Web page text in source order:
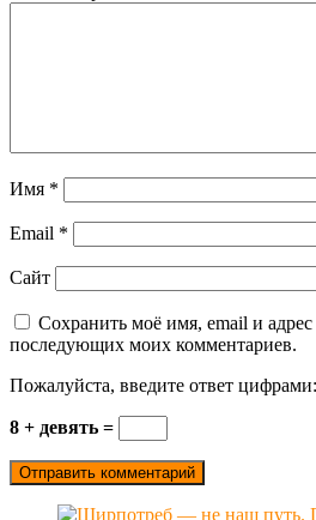
Имя *
Email *
Сайт
Сохранить моё имя, email и адрес
последующих моих комментариев.
Пожалуйста, введите ответ цифрами:
8 + девять =